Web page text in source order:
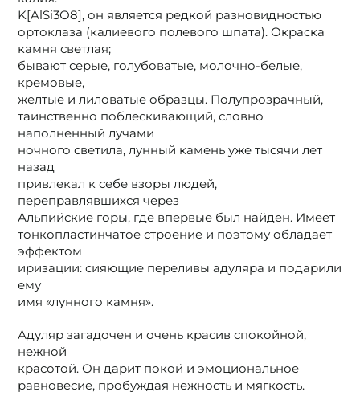
K[AlSi3О8], он является редкой разновидностью
ортоклаза (калиевого полевого шпата). Окраска
камня светлая;
бывают серые, голубоватые, молочно-белые,
кремовые,
желтые и лиловатые образцы. Полупрозрачный,
таинственно поблескивающий, словно
наполненный лучами
ночного светила, лунный камень уже тысячи лет
назад
привлекал к себе взоры людей,
переправлявшихся через
Альпийские горы, где впервые был найден. Имеет
тонкопластинчатое строение и поэтому обладает
эффектом
иризации: сияющие переливы адуляра и подарили
ему
имя «лунного камня».
Адуляр загадочен и очень красив спокойной,
нежной
красотой. Он дарит покой и эмоциональное
равновесие, пробуждая нежность и мягкость.